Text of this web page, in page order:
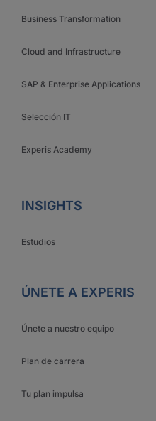
Business Transformation
Cloud and Infrastructure
SAP & Enterprise Applications
Selección IT
Experis Academy
INSIGHTS
Estudios
ÚNETE A EXPERIS
Únete a nuestro equipo
Plan de carrera
Tu plan impulsa